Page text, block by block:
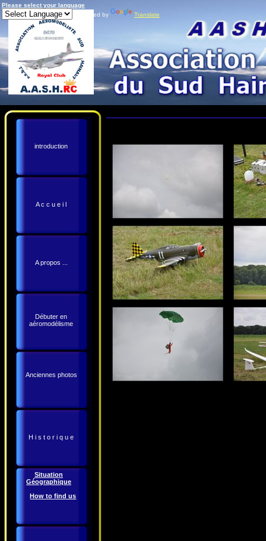
Please select your language
Powered by
Translate
introduction
A c c u e i l
A propos ...
Débuter en
aéromodélisme
Anciennes photos
H i s t o r i q u e
Situation
Géographique
How to find us